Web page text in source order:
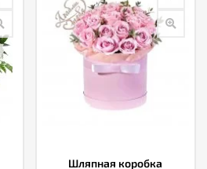
Шляпная коробка